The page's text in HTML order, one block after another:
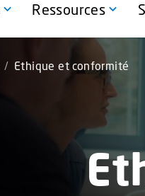
Ressources
/ Ethique et conformité